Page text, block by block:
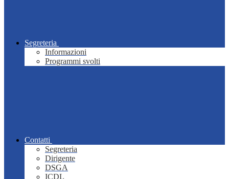
Segreteria
Informazioni
Programmi svolti
Contatti
Segreteria
Dirigente
DSGA
ICDL